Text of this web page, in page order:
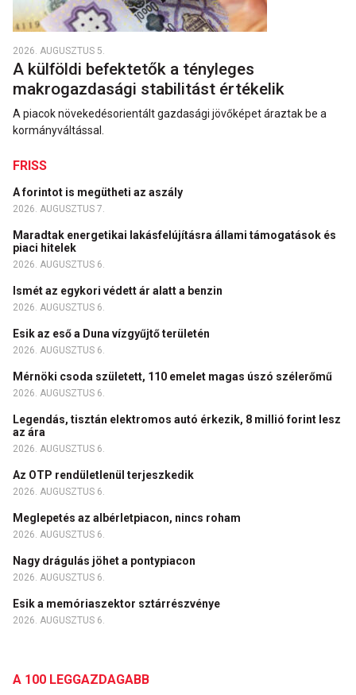
2026. AUGUSZTUS 5.
A külföldi befektetők a tényleges
makrogazdasági stabilitást értékelik
A piacok növekedésorientált gazdasági jövőképet áraztak be a
kormányváltással.
FRISS
A forintot is megütheti az aszály
2026. AUGUSZTUS 7.
Maradtak energetikai lakásfelújításra állami támogatások és
piaci hitelek
2026. AUGUSZTUS 6.
Ismét az egykori védett ár alatt a benzin
2026. AUGUSZTUS 6.
Esik az eső a Duna vízgyűjtő területén
2026. AUGUSZTUS 6.
Mérnöki csoda született, 110 emelet magas úszó szélerőmű
2026. AUGUSZTUS 6.
Legendás, tisztán elektromos autó érkezik, 8 millió forint lesz
az ára
2026. AUGUSZTUS 6.
Az OTP rendületlenül terjeszkedik
2026. AUGUSZTUS 6.
Meglepetés az albérletpiacon, nincs roham
2026. AUGUSZTUS 6.
Nagy drágulás jöhet a pontypiacon
2026. AUGUSZTUS 6.
Esik a memóriaszektor sztárrészvénye
2026. AUGUSZTUS 6.
A 100 LEGGAZDAGABB